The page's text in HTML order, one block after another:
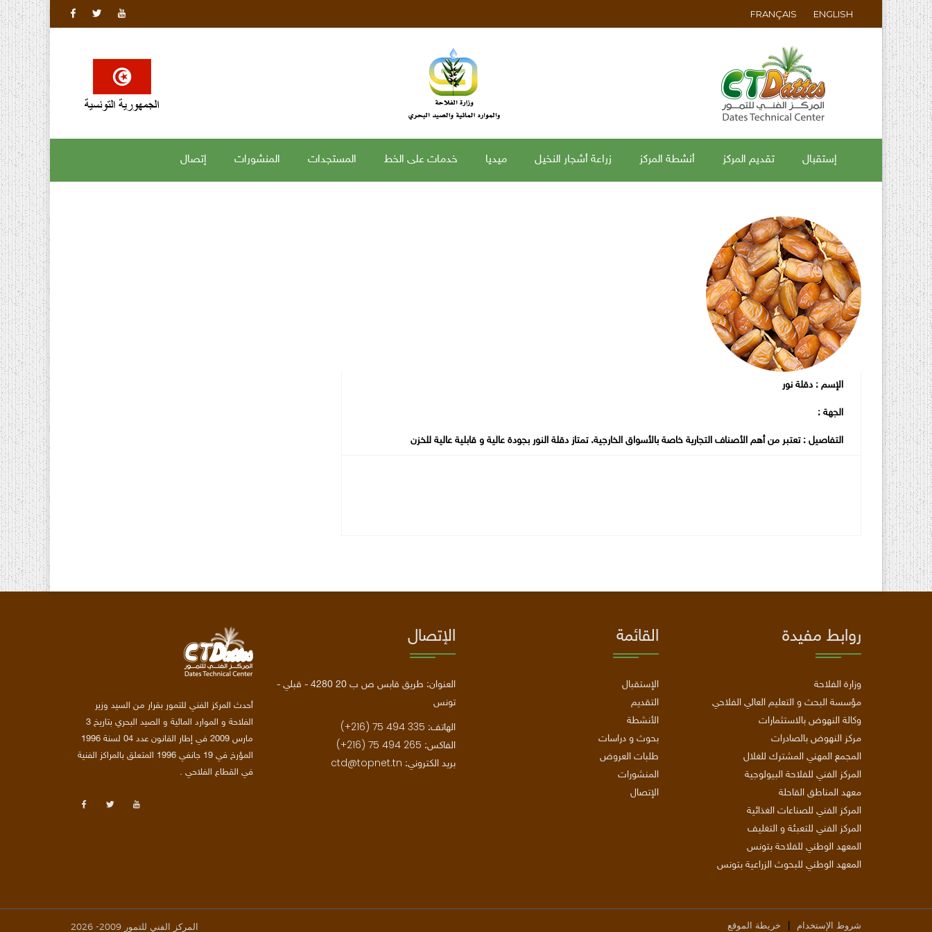
FRANÇAIS ENGLISH
إتصال المنشورات المستجدات خدمات على الخط ميديا زراعة أشجار النخيل أنشطة المركز تقديم المركز إستقبال
الإسم : دقلة نور
الجهة :
التفاصيل : تعتبر من أهم الأصناف التجارية خاصة بالأسواق الخارجية. تمتاز دقلة النور بجودة عالية و قابلية عالية للخزن
أحدث المركز الفني للتمور بقرار من السيد وزير
الفلاحة و الموارد المائية و الصيد البحري بتاريخ 3
مارس 2009 في إطار القانون عدد 04 لسنة 1996
المؤرخ في 19 جانفي 1996 المتعلق بالمراكز الفنية
في القطاع الفلاحي .
الإتصال
العنوان: طريق قابس ص ب 20 4280 - قبلي -
تونس
الهاتف: (+216) 75 494 335
الفاكس: (+216) 75 494 265
بريد الكتروني: ctd@topnet.tn
القائمة
الإستقبال
التقديم
الأنشطة
بحوث و دراسات
طلبات العروض
المنشورات
الإتصال
روابط مفيدة
وزارة الفلاحة
مؤسسة البحث و التعليم العالي الفلاحي
وكالة النهوض بالاستثمارات
مركز النهوض بالصادرات
المجمع المهني المشترك للغلال
المركز الفني للفلاحة البيولوجية
معهد المناطق القاحلة
المركز الفني للصناعات الغذائية
المركز الفني للتعبئة و التغليف
المعهد الوطني للفلاحة بتونس
المعهد الوطني للبحوث الزراعية بتونس
المركز الفني للتمور 2009- 2026 خريطة الموقع شروط الإستخدام